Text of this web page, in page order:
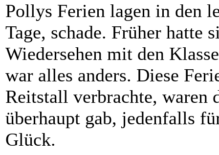
Pollys Ferien lagen in den
Tage, schade. Früher hatte
Wiedersehen mit den
war alles anders. Diese
Reitstall verbrachte, waren
überhaupt gab, jedenfalls
Glück.